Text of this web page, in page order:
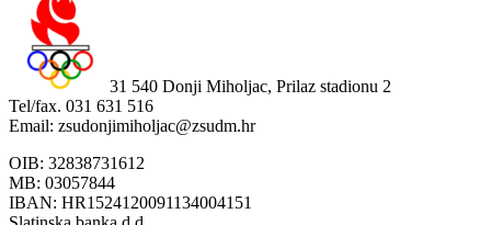
31 540 Donji Miholjac, Prilaz stadionu 2
Tel/fax. 031 631 516
Email: zsudonjimiholjac@zsudm.hr
OIB: 32838731612
MB: 03057844
IBAN: HR1524120091134004151